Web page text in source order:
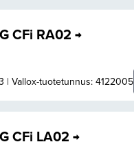
CFi RA02
| Vallox-tuotetunnus: 4122005
CFi LA02